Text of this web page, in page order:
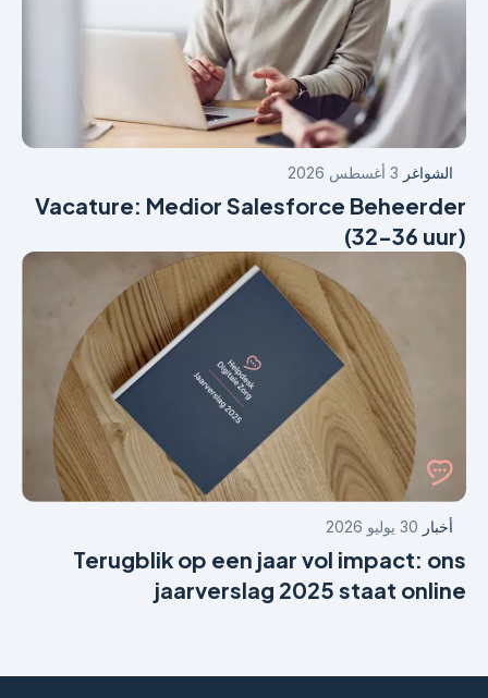
الشواغر 3 أغسطس 2026
Vacature: Medior Salesforce Beheerder
(32-36 uur)
أخبار 30 يوليو 2026
Terugblik op een jaar vol impact: ons
jaarverslag 2025 staat online